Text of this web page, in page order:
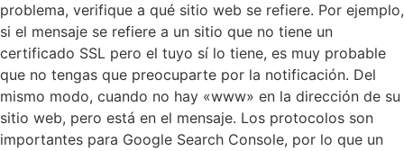
problema, verifique a qué sitio web se refiere. Por ejemplo,
si el mensaje se refiere a un sitio que no tiene un
certificado SSL pero el tuyo sí lo tiene, es muy probable
que no tengas que preocuparte por la notificación. Del
mismo modo, cuando no hay «www» en la dirección de su
sitio web, pero está en el mensaje. Los protocolos son
importantes para Google Search Console, por lo que un